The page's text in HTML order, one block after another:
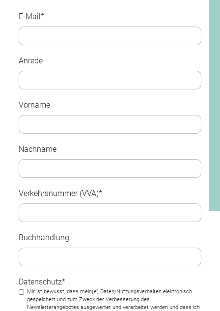
E-Mail*
Anrede
Vorname
Nachname
Verkehrsnummer (VVA)*
Buchhandlung
Datenschutz*
Mir ist bewusst, dass mein(e) Daten/Nutzungsverhalten elektronisch
gespeichert und zum Zweck der Verbesserung des
Newsletterangebotes ausgewertet und verarbeitet werden und dass ich